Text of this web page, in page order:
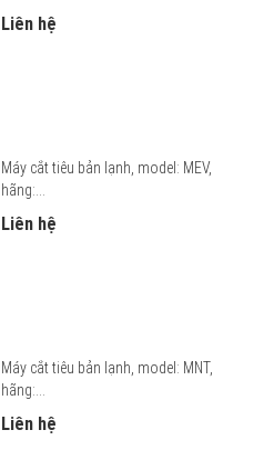
Liên hệ
Máy cắt tiêu bản lạnh, model: MEV,
hãng:...
Liên hệ
Máy cắt tiêu bản lạnh, model: MNT,
hãng:...
Liên hệ